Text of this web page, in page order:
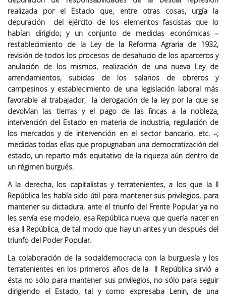
realizada por el Estado que, entre otras cosas, urgía la
depuración del ejército de los elementos fascistas que lo
habían dirigido; y un conjunto de medidas económicas –
restablecimiento de la Ley de la Reforma Agraria de 1932,
revisión de todos los procesos de desahucio de los aparceros y
anulación de los mismos, realización de una nueva Ley de
arrendamientos, subidas de los salarios de obreros y
campesinos y establecimiento de una legislación laboral más
favorable al trabajador, la derogación de la ley por la que se
devolvían las tierras y el pago de las fincas a la nobleza,
intervención del Estado en materia de industria, regulación de
los mercados y de intervención en el sector bancario, etc. –;
medidas todas ellas que propugnaban una democratización del
estado, un reparto más equitativo de la riqueza aún dentro de
un régimen burgués.
A la derecha, los capitalistas y terratenientes, a los que la II
República les había sido útil para mantener sus privilegios, para
mantener su dictadura, ante el triunfo del Frente Popular ya no
les servía ese modelo, esa República nueva que quería nacer en
esa II República, de tal modo que hay un antes y un después del
triunfo del Poder Popular.
La colaboración de la socialdemocracia con la burguesía y los
terratenientes en los primeros años de la II República sirvió a
ésta no sólo para mantener sus privilegios, no sólo para seguir
dirigiendo el Estado, tal y como expresaba Lenin, de una